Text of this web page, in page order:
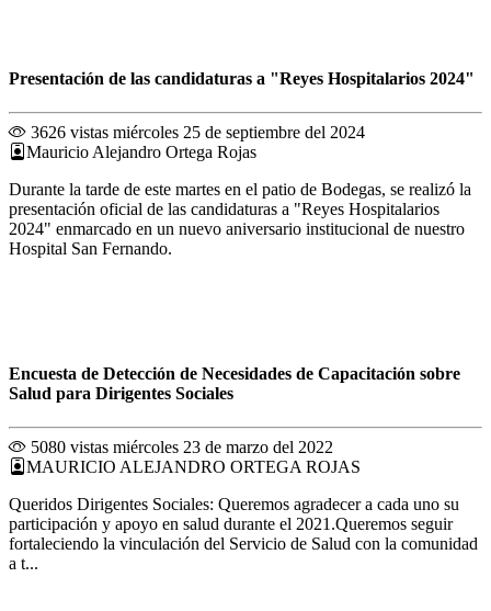
Presentación de las candidaturas a "Reyes Hospitalarios 2024"
3626 vistas miércoles 25 de septiembre del 2024
Mauricio Alejandro Ortega Rojas
Durante la tarde de este martes en el patio de Bodegas, se realizó la
presentación oficial de las candidaturas a "Reyes Hospitalarios
2024" enmarcado en un nuevo aniversario institucional de nuestro
Hospital San Fernando.
Encuesta de Detección de Necesidades de Capacitación sobre
Salud para Dirigentes Sociales
5080 vistas miércoles 23 de marzo del 2022
MAURICIO ALEJANDRO ORTEGA ROJAS
Queridos Dirigentes Sociales: Queremos agradecer a cada uno su
participación y apoyo en salud durante el 2021.Queremos seguir
fortaleciendo la vinculación del Servicio de Salud con la comunidad
a t...